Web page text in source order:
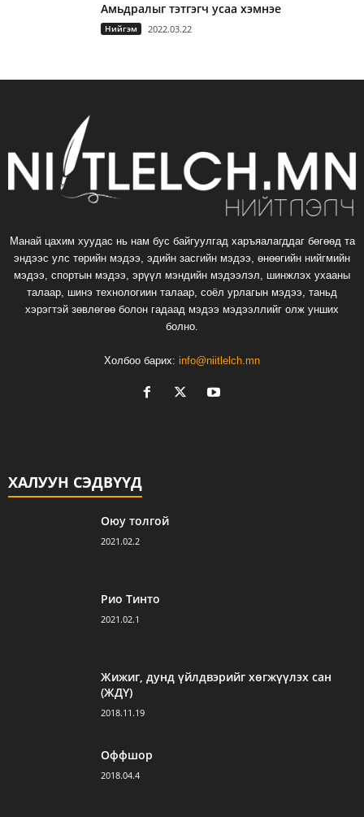
Амьдралыг тэтгэгч усаа хэмнэе
Нийгэм 2022.03.22
Манай цахим хуудас нь нам бус байгуулгад харъяалагддаг бөгөөд та
эндээс улс төрийн мэдээ, эдийн засгийн мэдээ, өнөөгийн нийгмийн
мэдээ, спортын мэдээ, эрүүл мэндийн мэдээлэл, шинжлэх ухааны
талаар, шинэ технологиин талаар, соёл урлагын мэдээ, таньд
хэрэгтэй зөвлөгөө болон гадаад мэдээ мэдээллийг олж унших
болно.
Холбоо барих: info@niitlelch.mn
ХАЛУУН СЭДВҮҮД
Оюу толгой
2021.02.2
Рио Тинто
2021.02.1
Жижиг, дунд үйлдвэрийг хөгжүүлэх сан
(ЖДҮ)
2018.11.19
Оффшор
2018.04.4